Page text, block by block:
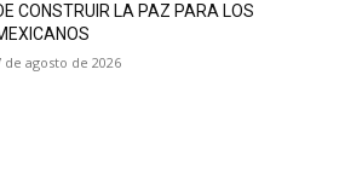
CONSTRUIR LA PAZ PARA LOS
de agosto de 2026